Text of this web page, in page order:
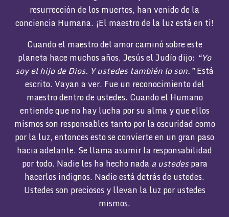
resurrección de los muertos, han venido de la
conciencia Humana. ¡El maestro de la luz está en ti!
Cuando el maestro del amor caminó sobre este
planeta hace muchos años, Jesús el Judío dijo: “Yo
soy el hijo de Dios. Y ustedes también lo son.”Está
escrito. Vayan a ver. Fue un reconocimiento del
maestro dentro de ustedes. Cuando el Humano
entiende que no hay lucha por su alma y que ellos
mismos son responsables tanto por la oscuridad como
por la luz, entonces esto se convierte en un gran paso
hacia adelante. Se llama asumir la responsabilidad
por todo. Nadie les ha hecho nada a ustedespara
hacerlos indignos. Nadie está detrás de ustedes.
Ustedes son preciosos y llevan la luz por ustedes
mismos.